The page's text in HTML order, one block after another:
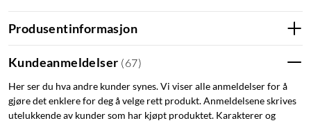
Produsentinformasjon
Kundeanmeldelser (67)
Her ser du hva andre kunder synes. Vi viser alle anmeldelser for å
gjøre det enklere for deg å velge rett produkt. Anmeldelsene skrives
utelukkende av kunder som har kjøpt produktet. Karakterer og